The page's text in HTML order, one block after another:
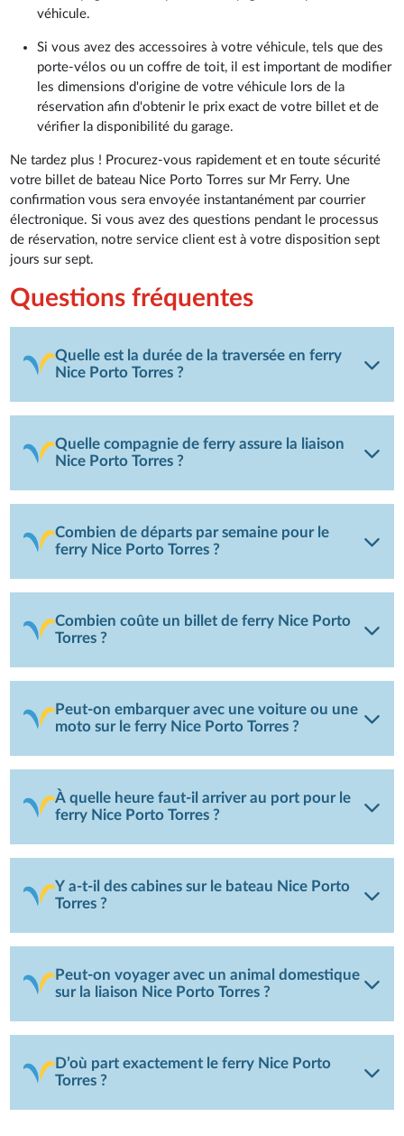
véhicule.
Si vous avez des accessoires à votre véhicule, tels que des
porte-vélos ou un coffre de toit, il est important de modifier
les dimensions d'origine de votre véhicule lors de la
réservation afin d'obtenir le prix exact de votre billet et de
vérifier la disponibilité du garage.
Ne tardez plus ! Procurez-vous rapidement et en toute sécurité
votre billet de bateau Nice Porto Torres sur Mr Ferry. Une
confirmation vous sera envoyée instantanément par courrier
électronique. Si vous avez des questions pendant le processus
de réservation, notre service client est à votre disposition sept
jours sur sept.
Questions fréquentes
Quelle est la durée de la traversée en ferry
Nice Porto Torres ?
Quelle compagnie de ferry assure la liaison
Nice Porto Torres ?
Combien de départs par semaine pour le
ferry Nice Porto Torres ?
Combien coûte un billet de ferry Nice Porto
Torres ?
Peut-on embarquer avec une voiture ou une
moto sur le ferry Nice Porto Torres ?
À quelle heure faut-il arriver au port pour le
ferry Nice Porto Torres ?
Y a-t-il des cabines sur le bateau Nice Porto
Torres ?
Peut-on voyager avec un animal domestique
sur la liaison Nice Porto Torres ?
D’où part exactement le ferry Nice Porto
Torres ?